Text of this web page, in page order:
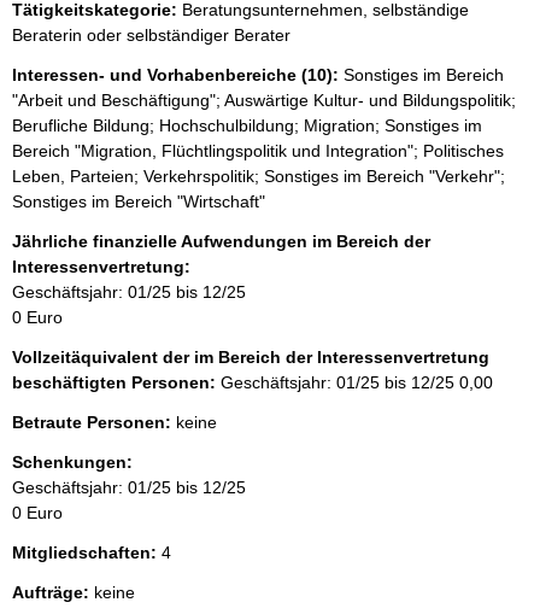
e
r
Tätigkeitskategorie: Beratungsunternehmen, selbständige
Beraterin oder selbständiger Berater
Interessen- und Vorhabenbereiche (10): Sonstiges im Bereich
"Arbeit und Beschäftigung"; Auswärtige Kultur- und Bildungspolitik;
Berufliche Bildung; Hochschulbildung; Migration; Sonstiges im
Bereich "Migration, Flüchtlingspolitik und Integration"; Politisches
Leben, Parteien; Verkehrspolitik; Sonstiges im Bereich "Verkehr";
Sonstiges im Bereich "Wirtschaft"
Jährliche finanzielle Aufwendungen im Bereich der
Interessenvertretung:
Geschäftsjahr: 01/25 bis 12/25
0 Euro
Vollzeitäquivalent der im Bereich der Interessenvertretung
beschäftigten Personen: Geschäftsjahr: 01/25 bis 12/25 0,00
Betraute Personen: keine
Schenkungen:
Geschäftsjahr: 01/25 bis 12/25
0 Euro
Mitgliedschaften: 4
Aufträge: keine